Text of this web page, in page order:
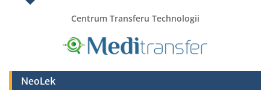
Centrum Transferu Technologii
NeoLek